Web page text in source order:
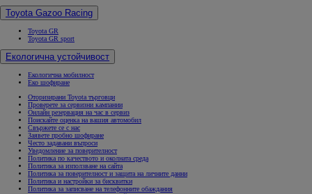
Toyota Gazoo Racing
Toyota GR
Toyota GR sport
Екологична устойчивост
Екологична мобилност
Еко шофиране
Оторизирани Toyota търговци
Проверете за сервизни кампании
Онлайн резервация на час в сервиз
Поискайте оценка на вашия автомобил
Свържете се с нас
Заявете пробно шофиране
Често задавани въпроси
Уведомление за поверителност
Политика по качеството и околната среда
Политика за използване на сайта
Политика за поверителност и защита на личните данни
Политика и настройки за бисквитки
Политика за записване на телефонните обаждания